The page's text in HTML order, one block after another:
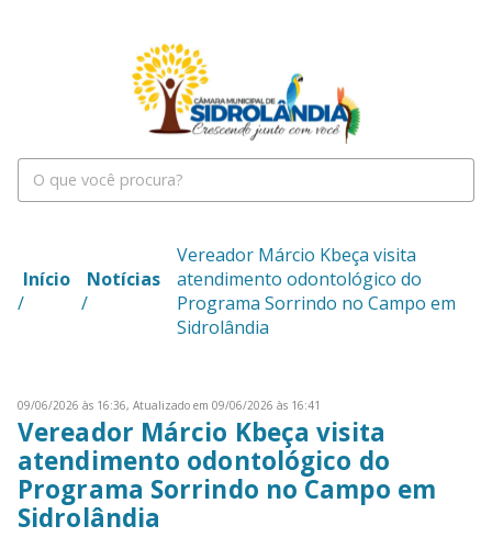
Início
/
Notícias
/
Vereador Márcio Kbeça visita
atendimento odontológico do
Programa Sorrindo no Campo em
Sidrolândia
09/06/2026 às 16:36, Atualizado em 09/06/2026 às 16:41
Vereador Márcio Kbeça visita
atendimento odontológico do
Programa Sorrindo no Campo em
Sidrolândia